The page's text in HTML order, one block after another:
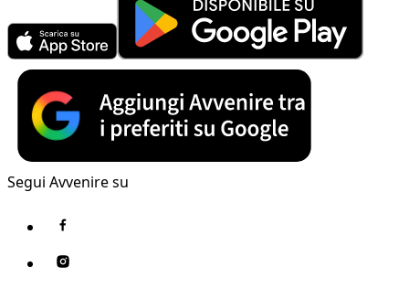
Segui Avvenire su